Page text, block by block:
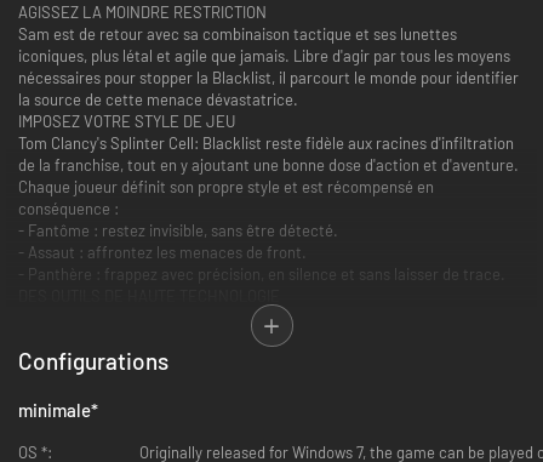
AGISSEZ LA MOINDRE RESTRICTION
Sam est de retour avec sa combinaison tactique et ses lunettes
iconiques, plus létal et agile que jamais. Libre d'agir par tous les moyens
nécessaires pour stopper la Blacklist, il parcourt le monde pour identifier
la source de cette menace dévastatrice.
IMPOSEZ VOTRE STYLE DE JEU
Tom Clancy's Splinter Cell: Blacklist reste fidèle aux racines d'infiltration
de la franchise, tout en y ajoutant une bonne dose d'action et d'aventure.
Chaque joueur définit son propre style et est récompensé en
conséquence :
- Fantôme : restez invisible, sans être détecté.
- Assaut : affrontez les menaces de front.
- Panthère : frappez avec précision, en silence et sans laisser de trace.
Éliminez les Ingénieurs à l'aide de gadgets sophistiqués comme le
fibroscope amélioré et le drone trirotor. Les incontournables sont de
retour, comme l'électrocuteur et le karambit, un couteau à lame
leurs cibles, tandis que le système « Meurtres en mouvement » permet de
spectaculaire.
Configurations
minimale*
OS *:
Originally released for Windows 7, the game can be played